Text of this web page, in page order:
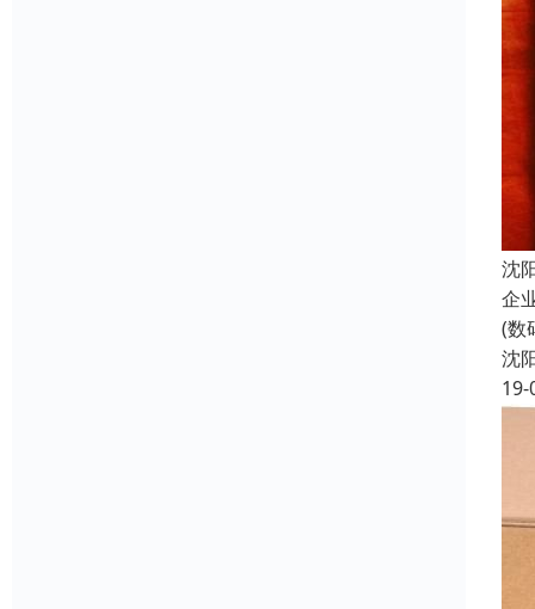
沈
企
(数
沈
19-